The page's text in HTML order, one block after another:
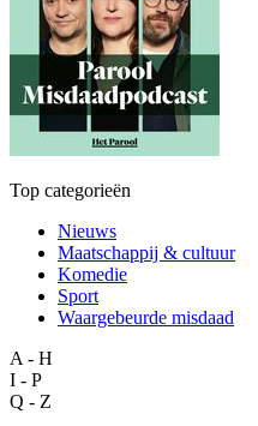
Top categorieën
Nieuws
Maatschappij & cultuur
Komedie
Sport
Waargebeurde misdaad
A - H
I - P
Q - Z